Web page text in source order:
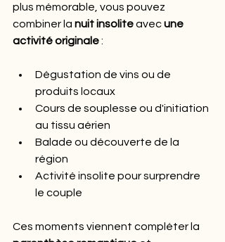
plus mémorable, vous pouvez
combiner la nuit insolite avec une
activité originale :
Dégustation de vins ou de
produits locaux
Cours de souplesse ou d'initiation
au tissu aérien
Balade ou découverte de la
région
Activité insolite pour surprendre
le couple
Ces moments viennent compléter la